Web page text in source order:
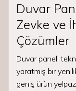
Duvar
Zevke ve
Çözümler
Duvar paneli
yaratmış bir
geniş ürün